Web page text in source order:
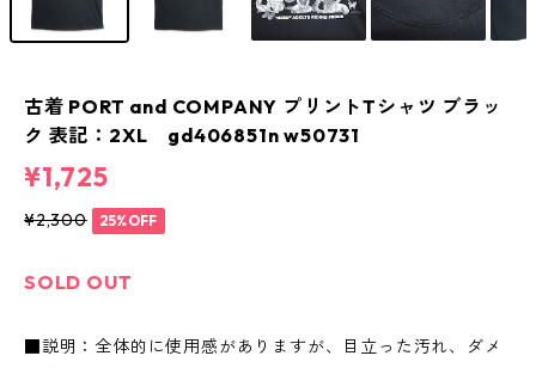
古着 PORT and COMPANY プリントTシャツ ブラッ
ク 表記：2XL gd406851n w50731
¥1,725
¥2,300 25%OFF
SOLD OUT
■説明：全体的に使用感がありますが、目立った汚れ、ダメ